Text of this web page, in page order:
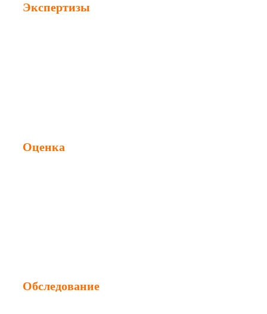
Экспертизы
Оценка
Обследование